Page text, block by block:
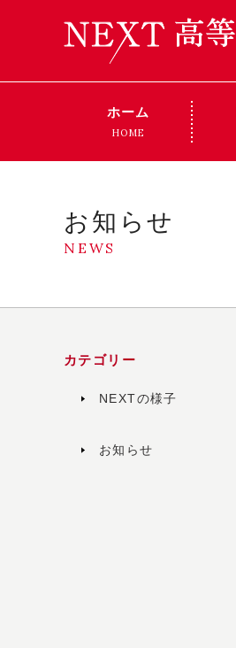
ホーム
HOME
お知らせ
NEWS
カテゴリー
NEXTの様子
お知らせ